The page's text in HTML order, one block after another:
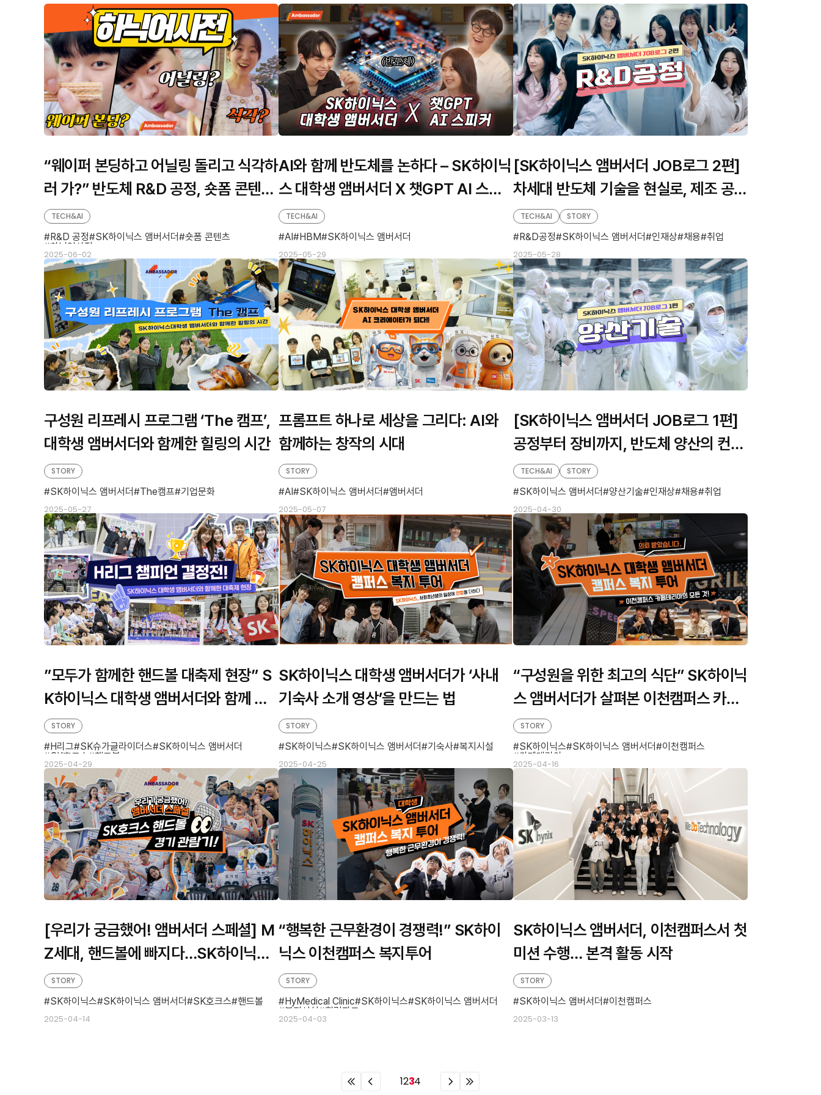
“웨이퍼 본딩하고 어닐링 돌리고 식각하
러 가?” 반도체 R&D 공정, 숏폼 콘텐츠
로 쉽고 재치 있게 풀어내다
2025-06-02
TECH&AI
R&D 공정 SK하이닉스 앰버서더
숏폼 콘텐츠
하닉어사전
AI와 함께 반도체를 논하다 – SK하이닉
스 대학생 앰버서더 X 챗GPT AI 스피
커
2025-05-29
TECH&AI
AI HBM SK하이닉스 앰버서더
[SK하이닉스 앰버서더 JOB로그 2편]
차세대 반도체 기술을 현실로, 제조 공정
개발의 프론트 라인 ‘R&D공정’
2025-05-28
TECH&AI STORY
R&D공정 SK하이닉스 앰버서더 인재상 채용 취업
구성원 리프레시 프로그램 ‘The 캠프’,
대학생 앰버서더와 함께한 힐링의 시간
2025-05-27
STORY
SK하이닉스 앰버서더 The캠프 기업문화
프롬프트 하나로 세상을 그리다: AI와
함께하는 창작의 시대
2025-05-07
STORY
AI SK하이닉스 앰버서더 앰버서더
[SK하이닉스 앰버서더 JOB로그 1편]
공정부터 장비까지, 반도체 양산의 컨트
롤타워 ‘양산기술’
2025-04-30
TECH&AI STORY
SK하이닉스 앰버서더 양산기술 인재상 채용 취업
”모두가 함께한 핸드볼 대축제 현장” S
K하이닉스 대학생 앰버서더와 함께 둘
러본 ‘H리그 챔피언 결정전’
2025-04-29
STORY
H리그 SK슈가글라이더스
SK하이닉스 앰버서더
SK호크스
핸드볼
SK하이닉스 대학생 앰버서더가 ‘사내
기숙사 소개 영상’을 만드는 법
2025-04-25
STORY
SK하이닉스 SK하이닉스 앰버서더 기숙사 복지시설
“구성원을 위한 최고의 식단” SK하이닉
스 앰버서더가 살펴본 이천캠퍼스 카페
테리아의 모든 것
2025-04-16
STORY
SK하이닉스 SK하이닉스 앰버서더
이천캠퍼스
카페테리아
[우리가 궁금했어! 앰버서더 스페셜] M
Z세대, 핸드볼에 빠지다…SK하이닉스
대학생 앰버서더의 특별한 응원
2025-04-14
STORY
SK하이닉스 SK하이닉스 앰버서더 SK호크스 핸드볼
“행복한 근무환경이 경쟁력!” SK하이
닉스 이천캠퍼스 복지투어
2025-04-03
STORY
HyMedical Clinic SK하이닉스 SK하이닉스 앰버서더
복지시설
힐링파크
SK하이닉스 앰버서더, 이천캠퍼스서 첫
미션 수행… 본격 활동 시작
2025-03-13
STORY
SK하이닉스 앰버서더 이천캠퍼스
이
이
1234
이
이